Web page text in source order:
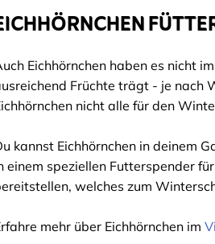
Eichhörnchen haben es nicht
Früchte trägt - je nach
nicht alle für den
kannst Eichhörnchen in deinem
einem speziellen Futterspender
welches zum
mehr über Eichhörnchen im